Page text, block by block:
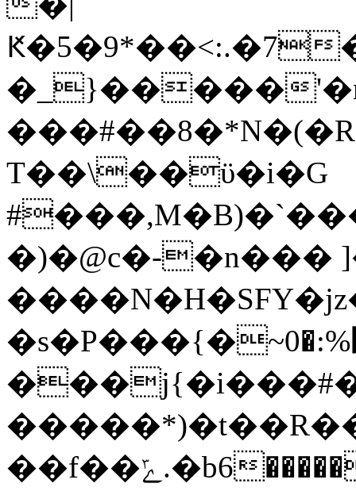
�_}�����
T��\��ϋ�i�G
�)�@c�-�n���
�s�P���{�~׭%:�0�n���T������*-
���j{�i��
��f��ݻ.�b6�����0�{��a��ܪ~>��(�������7t=�{�ڨ=